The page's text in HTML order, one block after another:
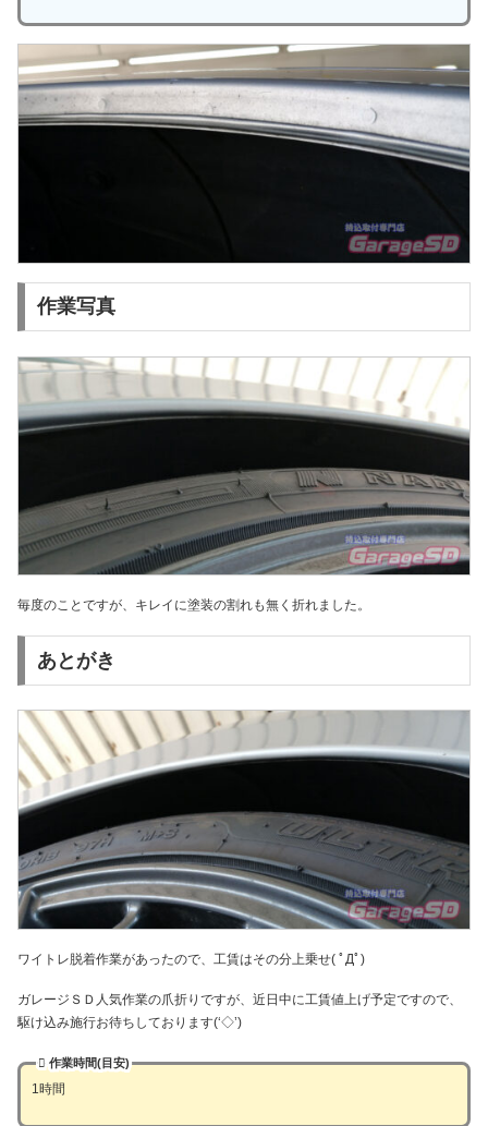
作業写真
毎度のことですが、キレイに塗装の割れも無く折れました。
あとがき
ワイトレ脱着作業があったので、工賃はその分上乗せ( ﾟДﾟ)
ガレージＳＤ人気作業の爪折りですが、近日中に工賃値上げ予定ですので、
駆け込み施行お待ちしております(‘◇’)ゞ
作業時間(目安)
1時間